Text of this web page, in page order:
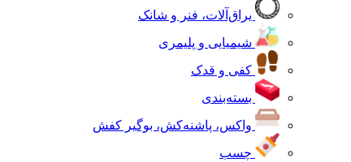
یراق‌آلات، فنر و شانک
شیمیایی و پلیمری
کفی و قدک
بسته‌بندی
واکس، پاشنه‌کش، بوگیر کفش
چسب